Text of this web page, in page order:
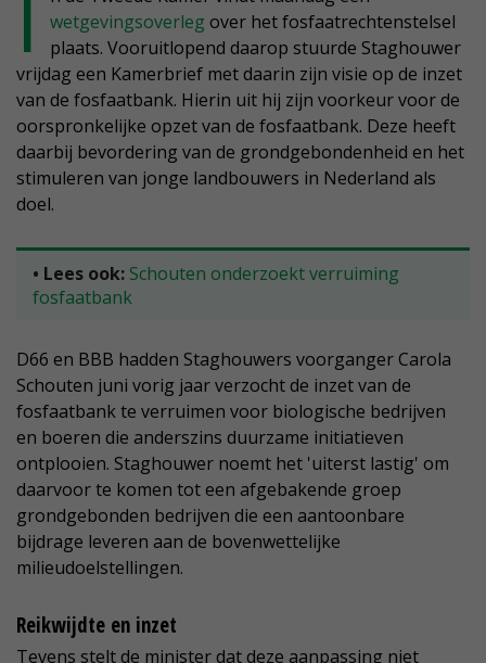
wetgevingsoverleg over het fosfaatrechtenstelsel
plaats. Vooruitlopend daarop stuurde Staghouwer
vrijdag een Kamerbrief met daarin zijn visie op de inzet
van de fosfaatbank. Hierin uit hij zijn voorkeur voor de
oorspronkelijke opzet van de fosfaatbank. Deze heeft
daarbij bevordering van de grondgebondenheid en het
stimuleren van jonge landbouwers in Nederland als
doel.
• Lees ook: Schouten onderzoekt verruiming
fosfaatbank
D66 en BBB hadden Staghouwers voorganger Carola
Schouten juni vorig jaar verzocht de inzet van de
fosfaatbank te verruimen voor biologische bedrijven
en boeren die anderszins duurzame initiatieven
ontplooien. Staghouwer noemt het 'uiterst lastig' om
daarvoor te komen tot een afgebakende groep
grondgebonden bedrijven die een aantoonbare
bijdrage leveren aan de bovenwettelijke
milieudoelstellingen.
Reikwijdte en inzet
Tevens stelt de minister dat deze aanpassing niet